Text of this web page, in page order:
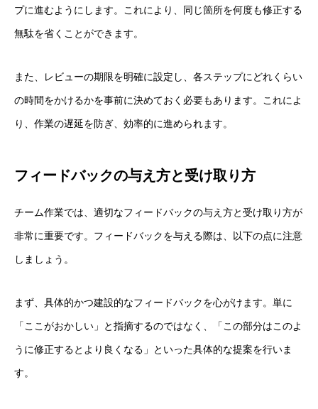
プに進むようにします。これにより、同じ箇所を何度も修正する
無駄を省くことができます。
また、レビューの期限を明確に設定し、各ステップにどれくらい
の時間をかけるかを事前に決めておく必要もあります。これによ
り、作業の遅延を防ぎ、効率的に進められます。
フィードバックの与え方と受け取り方
チーム作業では、適切なフィードバックの与え方と受け取り方が
非常に重要です。フィードバックを与える際は、以下の点に注意
しましょう。
まず、具体的かつ建設的なフィードバックを心がけます。単に
「ここがおかしい」と指摘するのではなく、「この部分はこのよ
うに修正するとより良くなる」といった具体的な提案を行いま
す。